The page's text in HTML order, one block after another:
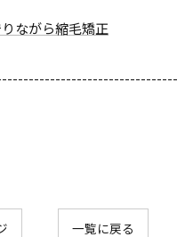
ながら縮毛矯正
一覧に戻る